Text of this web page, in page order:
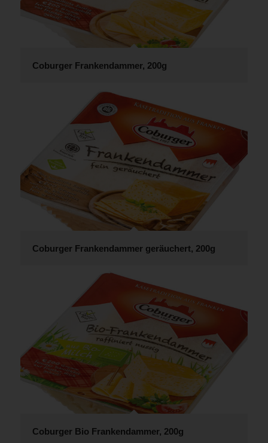
Coburger Frankendammer, 200g
Coburger Frankendammer geräuchert, 200g
Coburger Bio Frankendammer, 200g